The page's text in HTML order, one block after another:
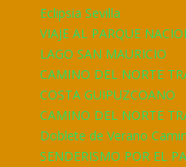
Eclipsia Sevilla
VIAJE AL PARQUE
LAGO SAN MAURICIO
CAMINO DEL NORTE
COSTA GUIPUZCOANO
CAMINO DEL NORTE
Doblete de Verano
SENDERISMO POR EL